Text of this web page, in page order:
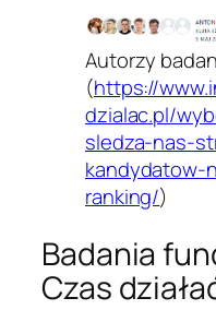
Autorzy
(https://
dzialac.pl/
sledza-nas-
kandydatow-
ranking/)
Badania
Czas